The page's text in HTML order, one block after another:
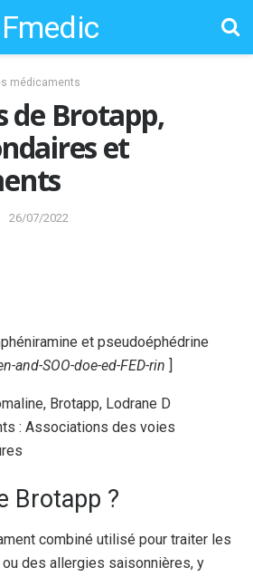
Fmedic
médicaments
de Brotapp,
et
26/07/2022
et pseudoéphédrine
and-SOO-doe-ed-FED-rin ]
Brotapp, Lodrane D
: Associations des voies
Brotapp ?
combiné utilisé pour traiter les
des allergies saisonnières, y